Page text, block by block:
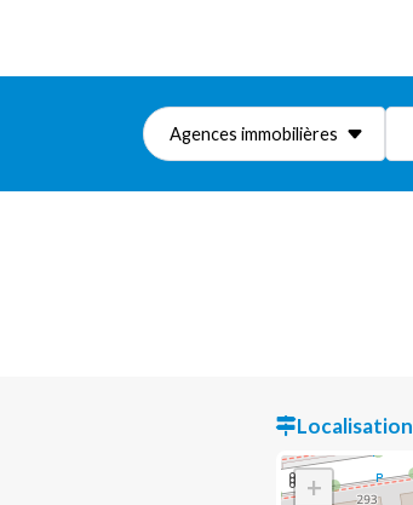
Agences immobilières
Localisation
+